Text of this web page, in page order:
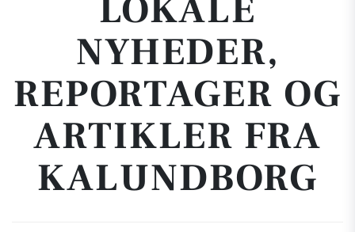
LOKALE
NYHEDER,
REPORTAGER OG
ARTIKLER FRA
KALUNDBORG